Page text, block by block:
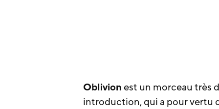
Oblivion est un morceau très
introduction, qui a pour vertu